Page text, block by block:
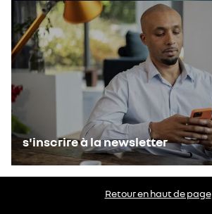
s'inscrire à la newsletter
Retour en haut de page